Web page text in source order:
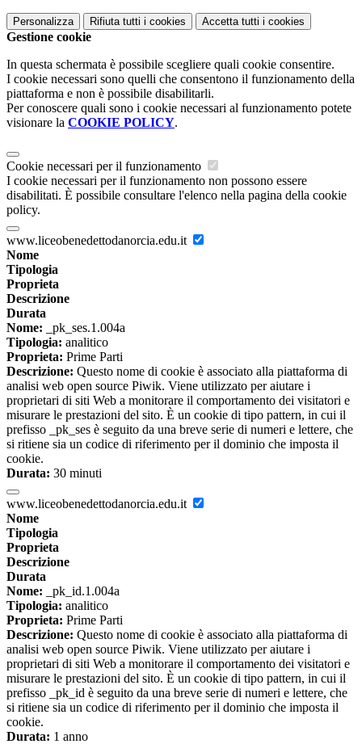
Personalizza Rifiuta tutti i cookies Accetta tutti i cookies
Gestione cookie
In questa schermata è possibile scegliere quali cookie consentire.
I cookie necessari sono quelli che consentono il funzionamento della
piattaforma e non è possibile disabilitarli.
Per conoscere quali sono i cookie necessari al funzionamento potete
visionare la COOKIE POLICY.
Cookie necessari per il funzionamento
I cookie necessari per il funzionamento non possono essere
disabilitati. È possibile consultare l'elenco nella pagina della cookie
policy.
www.liceobenedettodanorcia.edu.it
Nome
Tipologia
Proprieta
Descrizione
Durata
Nome: _pk_ses.1.004a
Tipologia: analitico
Proprieta: Prime Parti
Descrizione: Questo nome di cookie è associato alla piattaforma di
analisi web open source Piwik. Viene utilizzato per aiutare i
proprietari di siti Web a monitorare il comportamento dei visitatori e
misurare le prestazioni del sito. È un cookie di tipo pattern, in cui il
prefisso _pk_ses è seguito da una breve serie di numeri e lettere, che
si ritiene sia un codice di riferimento per il dominio che imposta il
cookie.
Durata: 30 minuti
www.liceobenedettodanorcia.edu.it
Nome
Tipologia
Proprieta
Descrizione
Durata
Nome: _pk_id.1.004a
Tipologia: analitico
Proprieta: Prime Parti
Descrizione: Questo nome di cookie è associato alla piattaforma di
analisi web open source Piwik. Viene utilizzato per aiutare i
proprietari di siti Web a monitorare il comportamento dei visitatori e
misurare le prestazioni del sito. È un cookie di tipo pattern, in cui il
prefisso _pk_id è seguito da una breve serie di numeri e lettere, che
si ritiene sia un codice di riferimento per il dominio che imposta il
cookie.
Durata: 1 anno